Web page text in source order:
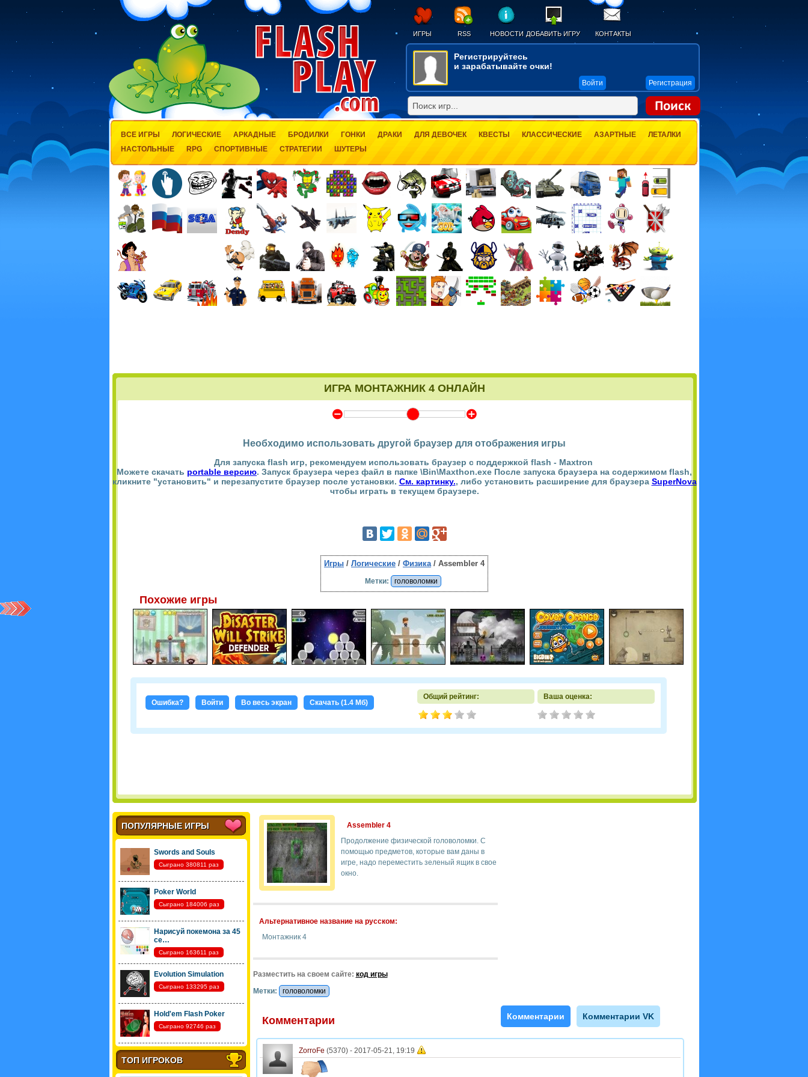
ИГРЫ RSS НОВОСТИ ДОБАВИТЬ ИГРУ КОНТАКТЫ
Регистрируйтесь
и зарабатывайте очки!
Войти Регистрация
ВСЕ ИГРЫ ЛОГИЧЕСКИЕ АРКАДНЫЕ БРОДИЛКИ ГОНКИ ДРАКИ ДЛЯ ДЕВОЧЕК КВЕСТЫ КЛАССИЧЕСКИЕ АЗАРТНЫЕ
ЛЕТАЛКИ
НАСТОЛЬНЫЕ
RPG СПОРТИВНЫЕ СТРАТЕГИИ ШУТЕРЫ
ИГРА МОНТАЖНИК 4 ОНЛАЙН
Y Z
Необходимо использовать другой браузер для отображения игры
Для запуска flash игр, рекомендуем использовать браузер с поддержкой flash - Maxtron
Можете скачать portable версию. Запуск браузера через файл в папке \Bin\Maxthon.exe После запуска браузера на содержимом flash,
кликните "установить" и перезапустите браузер после установки. См. картинку., либо установить расширение для браузера SuperNova
чтобы играть в текущем браузере.
Игры / Логические / Физика/ Assembler 4
Метки: головоломки
Похожие игры
Ошибка? Войти Во весь экран Скачать (1.4 Мб)
Общий рейтинг: Ваша оценка:
ПОПУЛЯРНЫЕ ИГРЫ
Swords and Souls
Сыграно 380811 раз
Poker World
Сыграно 184006 раз
Нарисуй покемона за 45
се…
Сыграно 163611 раз
Evolution Simulation
Сыграно 133295 раз
Hold'em Flash Poker
Сыграно 92746 раз
ТОП ИГРОКОВ
Assembler 4
Продолжение физической головоломки. С
помощью предметов, которые вам даны в
игре, надо переместить зеленый ящик в свое
окно.
Альтернативное название на русском:
Монтажник 4
Разместить на своем сайте: код игры
Метки:
головоломки
Комментарии
ZorroFe (5370) - 2017-05-21, 19:19
Комментарии Комментарии VK